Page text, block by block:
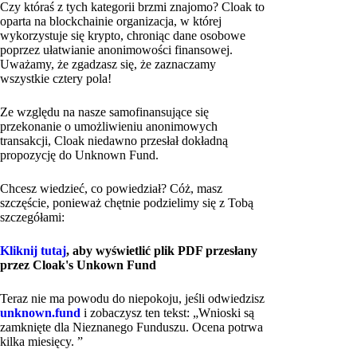
Czy któraś z tych kategorii brzmi znajomo? Cloak to
oparta na blockchainie organizacja, w której
wykorzystuje się krypto, chroniąc dane osobowe
poprzez ułatwianie anonimowości finansowej.
Uważamy, że zgadzasz się, że zaznaczamy
wszystkie cztery pola!
Ze względu na nasze samofinansujące się
przekonanie o umożliwieniu anonimowych
transakcji, Cloak niedawno przesłał dokładną
propozycję do Unknown Fund.
Chcesz wiedzieć, co powiedział? Cóż, masz
szczęście, ponieważ chętnie podzielimy się z Tobą
szczegółami:
Kliknij tutaj, aby wyświetlić plik PDF przesłany
przez Cloak's Unkown Fund
Teraz nie ma powodu do niepokoju, jeśli odwiedzisz
unknown.fund i zobaczysz ten tekst: „Wnioski są
zamknięte dla Nieznanego Funduszu. Ocena potrwa
kilka miesięcy. ”